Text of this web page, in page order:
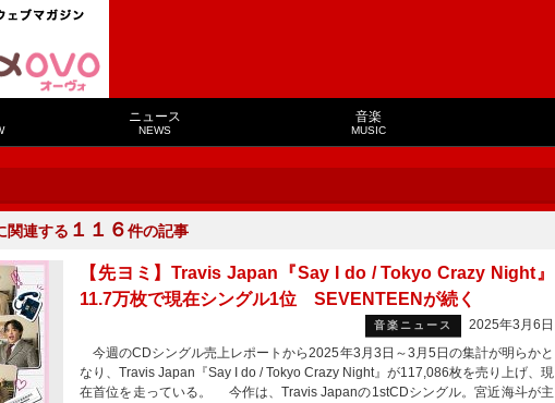
ニュース
NEWS
音楽
MUSIC
関連する １１６件の記事
【先ヨミ】Travis Japan『Say I do / Tokyo Crazy Night』
11.7万枚で現在シングル1位 SEVENTEENが続く
音楽ニュース
2025年3月6日
今週のCDシングル売上レポートから2025年3月3日～3月5日の集計が明らかと
なり、Travis Japan『Say I do / Tokyo Crazy Night』が117,086枚を売り上げ、現
在首位を走っている。 今作は、Travis Japanの1stCDシングル。宮近海斗が主